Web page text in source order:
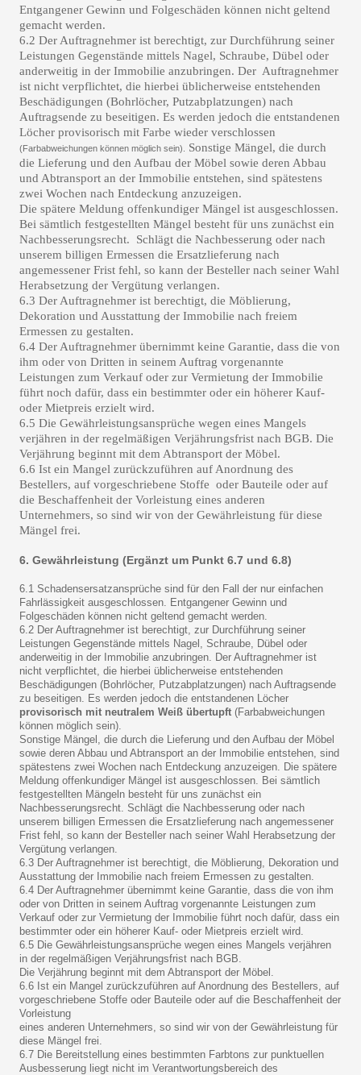
Entgangener Gewinn und Folgeschäden können nicht geltend
gemacht werden.
6.2 Der Auftragnehmer ist berechtigt, zur Durchführung seiner
Leistungen Gegenstände mittels Nagel, Schraube, Dübel oder
anderweitig in der Immobilie anzubringen. Der Auftragnehmer
ist nicht verpflichtet, die hierbei üblicherweise entstehenden
Beschädigungen (Bohrlöcher, Putzabplatzungen) nach
Auftragsende zu beseitigen. Es werden jedoch die entstandenen
Löcher provisorisch mit Farbe wieder verschlossen
(Farbabweichungen können möglich sein).
Sonstige Mängel, die durch
die Lieferung und den Aufbau der Möbel sowie deren Abbau
und Abtransport an der Immobilie entstehen, sind spätestens
zwei Wochen nach Entdeckung anzuzeigen.
Die spätere Meldung offenkundiger Mängel ist ausgeschlossen.
Bei sämtlich festgestellten Mängel besteht für uns zunächst ein
Nachbesserungsrecht. Schlägt die Nachbesserung oder nach
unserem billigen Ermessen die Ersatzlieferung nach
angemessener Frist fehl, so kann der Besteller nach seiner Wahl
Herabsetzung der Vergütung verlangen.
6.3 Der Auftragnehmer ist berechtigt, die Möblierung,
Dekoration und Ausstattung der Immobilie nach freiem
Ermessen zu gestalten.
6.4 Der Auftragnehmer übernimmt keine Garantie, dass die von
ihm oder von Dritten in seinem Auftrag vorgenannte
Leistungen zum Verkauf oder zur Vermietung der Immobilie
führt noch dafür, dass ein bestimmter oder ein höherer Kauf-
oder Mietpreis erzielt wird.
6.5 Die Gewährleistungsansprüche wegen eines Mangels
verjähren in der regelmäßigen Verjährungsfrist nach BGB. Die
Verjährung beginnt mit dem Abtransport der Möbel.
6.6 Ist ein Mangel zurückzuführen auf Anordnung des
Bestellers, auf vorgeschriebene Stoffe oder Bauteile oder auf
die Beschaffenheit der Vorleistung eines anderen
Unternehmers, so sind wir von der Gewährleistung für diese
Mängel frei.
6. Gewährleistung (Ergänzt um Punkt 6.7 und 6.8)
6.1 Schadensersatzansprüche sind für den Fall der nur einfachen
Fahrlässigkeit ausgeschlossen. Entgangener Gewinn und
Folgeschäden können nicht geltend gemacht werden.
6.2 Der Auftragnehmer ist berechtigt, zur Durchführung seiner
Leistungen Gegenstände mittels Nagel, Schraube, Dübel oder
anderweitig in der Immobilie anzubringen. Der Auftragnehmer ist
nicht verpflichtet, die hierbei üblicherweise entstehenden
Beschädigungen (Bohrlöcher, Putzabplatzungen) nach Auftragsende
zu beseitigen. Es werden jedoch die entstandenen Löcher
provisorisch mit neutralem Weiß übertupft (Farbabweichungen
können möglich sein).
Sonstige Mängel, die durch die Lieferung und den Aufbau der Möbel
sowie deren Abbau und Abtransport an der Immobilie entstehen, sind
spätestens zwei Wochen nach Entdeckung anzuzeigen. Die spätere
Meldung offenkundiger Mängel ist ausgeschlossen. Bei sämtlich
festgestellten Mängeln besteht für uns zunächst ein
Nachbesserungsrecht. Schlägt die Nachbesserung oder nach
unserem billigen Ermessen die Ersatzlieferung nach angemessener
Frist fehl, so kann der Besteller nach seiner Wahl Herabsetzung der
Vergütung verlangen.
6.3 Der Auftragnehmer ist berechtigt, die Möblierung, Dekoration und
Ausstattung der Immobilie nach freiem Ermessen zu gestalten.
6.4 Der Auftragnehmer übernimmt keine Garantie, dass die von ihm
oder von Dritten in seinem Auftrag vorgenannte Leistungen zum
Verkauf oder zur Vermietung der Immobilie führt noch dafür, dass ein
bestimmter oder ein höherer Kauf- oder Mietpreis erzielt wird.
6.5 Die Gewährleistungsansprüche wegen eines Mangels verjähren
in der regelmäßigen Verjährungsfrist nach BGB.
Die Verjährung beginnt mit dem Abtransport der Möbel.
6.6 Ist ein Mangel zurückzuführen auf Anordnung des Bestellers, auf
vorgeschriebene Stoffe oder Bauteile oder auf die Beschaffenheit der
Vorleistung
eines anderen Unternehmers, so sind wir von der Gewährleistung für
diese Mängel frei.
6.7 Die Bereitstellung eines bestimmten Farbtons zur punktuellen
Ausbesserung liegt nicht im Verantwortungsbereich des